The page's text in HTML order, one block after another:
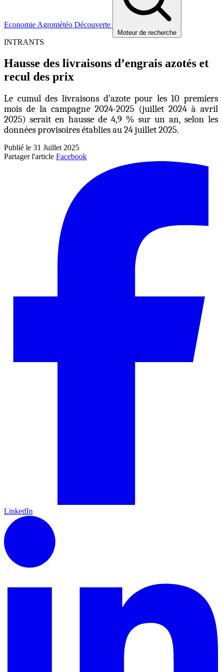
Economie Agrométéo Découverte
Moteur de recherche
INTRANTS
Hausse des livraisons d’engrais azotés et
recul des prix
Le cumul des livraisons d’azote pour les 10 premiers
mois de la campagne 2024-2025 (juillet 2024 à avril
2025) serait en hausse de 4,9 % sur un an, selon les
données provisoires établies au 24 juillet 2025.
Publié le 31 Juillet 2025
Partager l'article Facebook
LinkedIn